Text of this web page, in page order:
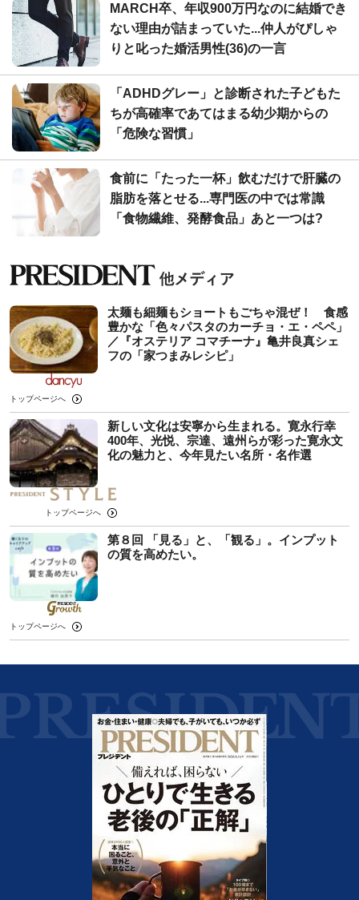
MARCH卒、年収900万円なのに結婚でき
ない理由が詰まっていた...仲人がぴしゃ
りと叱った婚活男性(36)の一言
「ADHDグレー」と診断された子どもた
ちが高確率であてはまる幼少期からの
「危険な習慣」
食前に「たった一杯」飲むだけで肝臓の
脂肪を落とせる...専門医の中では常識
「食物繊維、発酵食品」あと一つは?
太麺も細麺もショートもごちゃ混ぜ！ 食感
豊かな「色々パスタのカーチョ・エ・ペペ」
／『オステリア コマチーナ』亀井良真シェ
フの「家つまみレシピ」
トップページへ
新しい文化は安寧から生まれる。寛永行幸
400年、光悦、宗達、遠州らが彩った寛永文
化の魅力と、今年見たい名所・名作選
トップページへ
第８回 「見る」と、「観る」。インプット
の質を高めたい。
トップページへ